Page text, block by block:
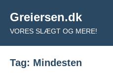
indhold
Greiersen.dk
VORES SLÆGT OG MERE!
Tag: Mindesten